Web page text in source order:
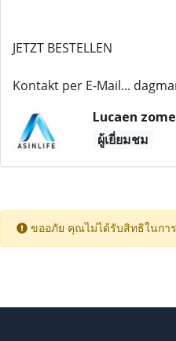
JETZT BESTELLEN
Kontakt per E-Mail...
Lucaen
ผู้เยี่ยมชม
ขออภัย คุณไม่ได้รับสิทธิในกา